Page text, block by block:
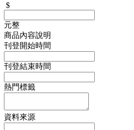
$
元整
商品內容說明
刊登開始時間
刊登結束時間
熱門標籤
資料來源